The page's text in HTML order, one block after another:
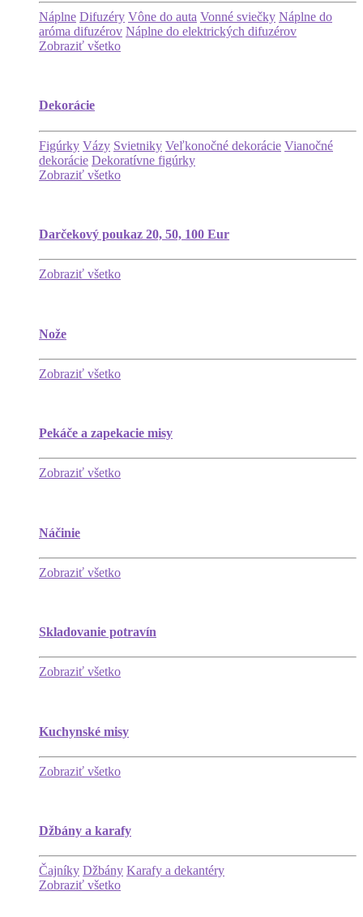
Náplne Difuzéry Vône do auta Vonné sviečky Náplne do
aróma difuzérov Náplne do elektrických difuzérov
Zobraziť všetko
Dekorácie
Figúrky Vázy Svietniky Veľkonočné dekorácie Vianočné
dekorácie Dekoratívne figúrky
Zobraziť všetko
Darčekový poukaz 20, 50, 100 Eur
Zobraziť všetko
Nože
Zobraziť všetko
Pekáče a zapekacie misy
Zobraziť všetko
Náčinie
Zobraziť všetko
Skladovanie potravín
Zobraziť všetko
Kuchynské misy
Zobraziť všetko
Džbány a karafy
Čajníky Džbány Karafy a dekantéry
Zobraziť všetko